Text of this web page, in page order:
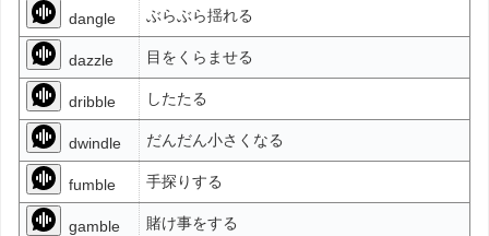
dangle ぶらぶら揺れる
dazzle 目をくらませる
dribble したたる
dwindle だんだん小さくなる
fumble 手探りする
gamble 賭け事をする